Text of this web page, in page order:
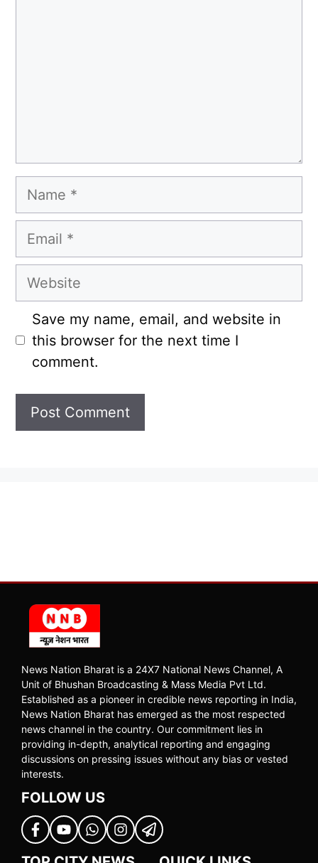
Name
Email
Website
Save my name, email, and website in
this browser for the next time I
comment.
News Nation Bharat is a 24X7 National News Channel, A
Unit of Bhushan Broadcasting & Mass Media Pvt Ltd.
Established as a pioneer in credible news reporting in India,
News Nation Bharat has emerged as the most respected
news channel in the country. Our commitment lies in
providing in-depth, analytical reporting and engaging
discussions on pressing issues without any bias or vested
interests.
FOLLOW US